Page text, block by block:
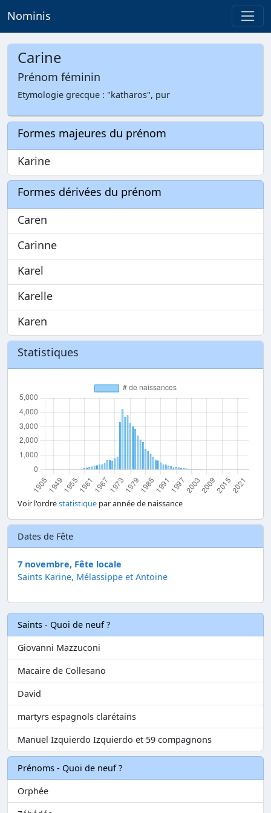
Nominis
Carine
Prénom féminin
Etymologie grecque : "katharos", pur
Formes majeures du prénom
Karine
Formes dérivées du prénom
Caren
Carinne
Karel
Karelle
Karen
Statistiques
Voir l'ordrestatistique par année de naissance
Dates de Fête
7 novembre, Fête locale
Saints Karine, Mélassippe et Antoine
Saints - Quoi de neuf ?
Giovanni Mazzuconi
Macaire de Collesano
David
martyrs espagnols clarétains
Manuel Izquierdo Izquierdo et 59 compagnons
Prénoms - Quoi de neuf ?
Orphée